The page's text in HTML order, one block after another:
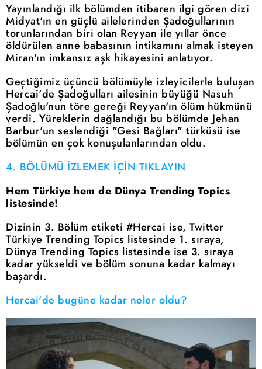
Yayınlandığı ilk bölümden itibaren ilgi gören dizi
Midyat'ın en güçlü ailelerinden Şadoğullarının
torunlarından biri olan Reyyan ile yıllar önce
öldürülen anne babasının intikamını almak isteyen
Miran'ın imkansız aşk hikayesini anlatıyor.
Geçtiğimiz üçüncü bölümüyle izleyicilerle buluşan
Hercai'de Şadoğulları ailesinin büyüğü Nasuh
Şadoğlu'nun töre gereği Reyyan'ın ölüm hükmünü
verdi. Yüreklerin dağlandığı bu bölümde Jehan
Barbur'un seslendiği "Gesi Bağları" türküsü ise
bölümün en çok konuşulanlarından oldu.
4. BÖLÜMÜ İZLEMEK İÇİN TIKLAYIN
Hem Türkiye hem de Dünya Trending Topics
listesinde!
Dizinin 3. Bölüm etiketi #Hercai ise, Twitter
Türkiye Trending Topics listesinde 1. sıraya,
Dünya Trending Topics listesinde ise 3. sıraya
kadar yükseldi ve bölüm sonuna kadar kalmayı
başardı.
Hercai'de bugüne kadar neler oldu?